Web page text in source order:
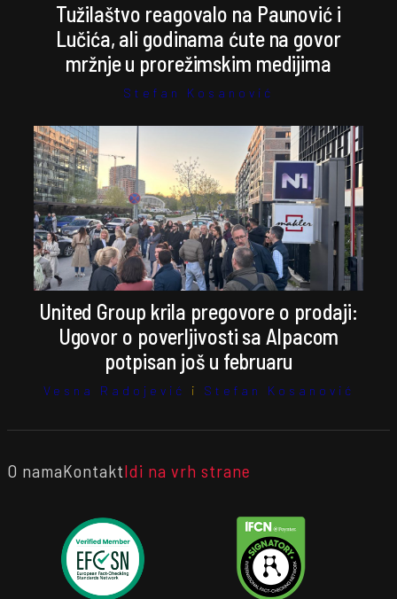
Tužilaštvo reagovalo na Paunović i
Lučića, ali godinama ćute na govor
mržnje u prorežimskim medijima
Stefan Kosanović
United Group krila pregovore o prodaji:
Ugovor o poverljivosti sa Alpacom
potpisan još u februaru
Vesna Radojević i Stefan Kosanović
O namaKontaktIdi na vrh strane